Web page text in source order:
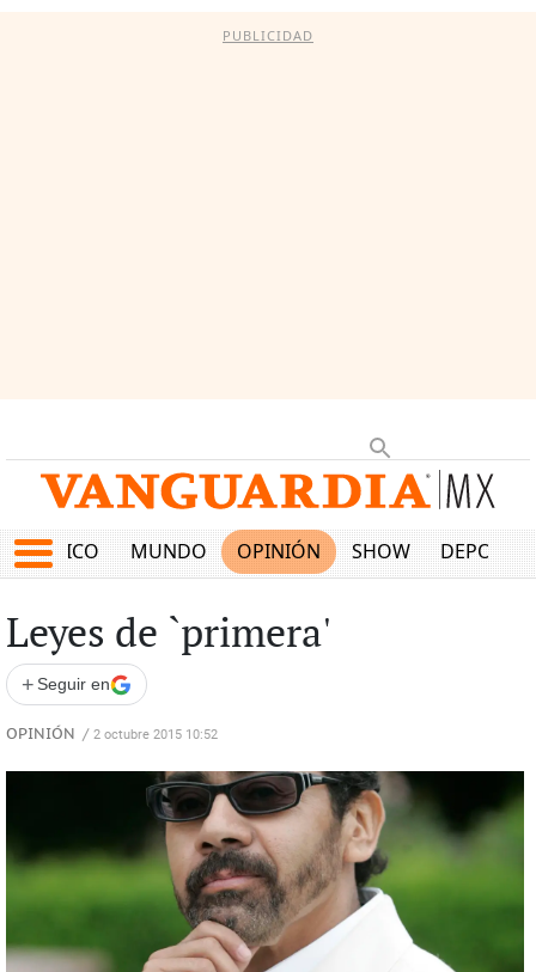
PUBLICIDAD
MÉXICO MUNDO OPINIÓN SHOW
Leyes de `primera'
+ Seguir en
OPINIÓN / 2 octubre 2015 10:52